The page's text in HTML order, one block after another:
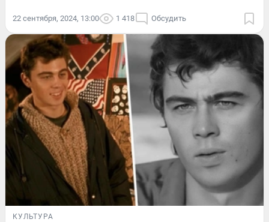
22 сентября, 2024, 13:00 1 418 Обсудить
КУЛЬТУРА